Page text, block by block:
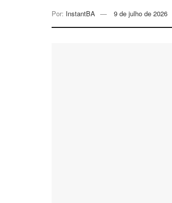
Por: InstantBA 9 de julho de 2026